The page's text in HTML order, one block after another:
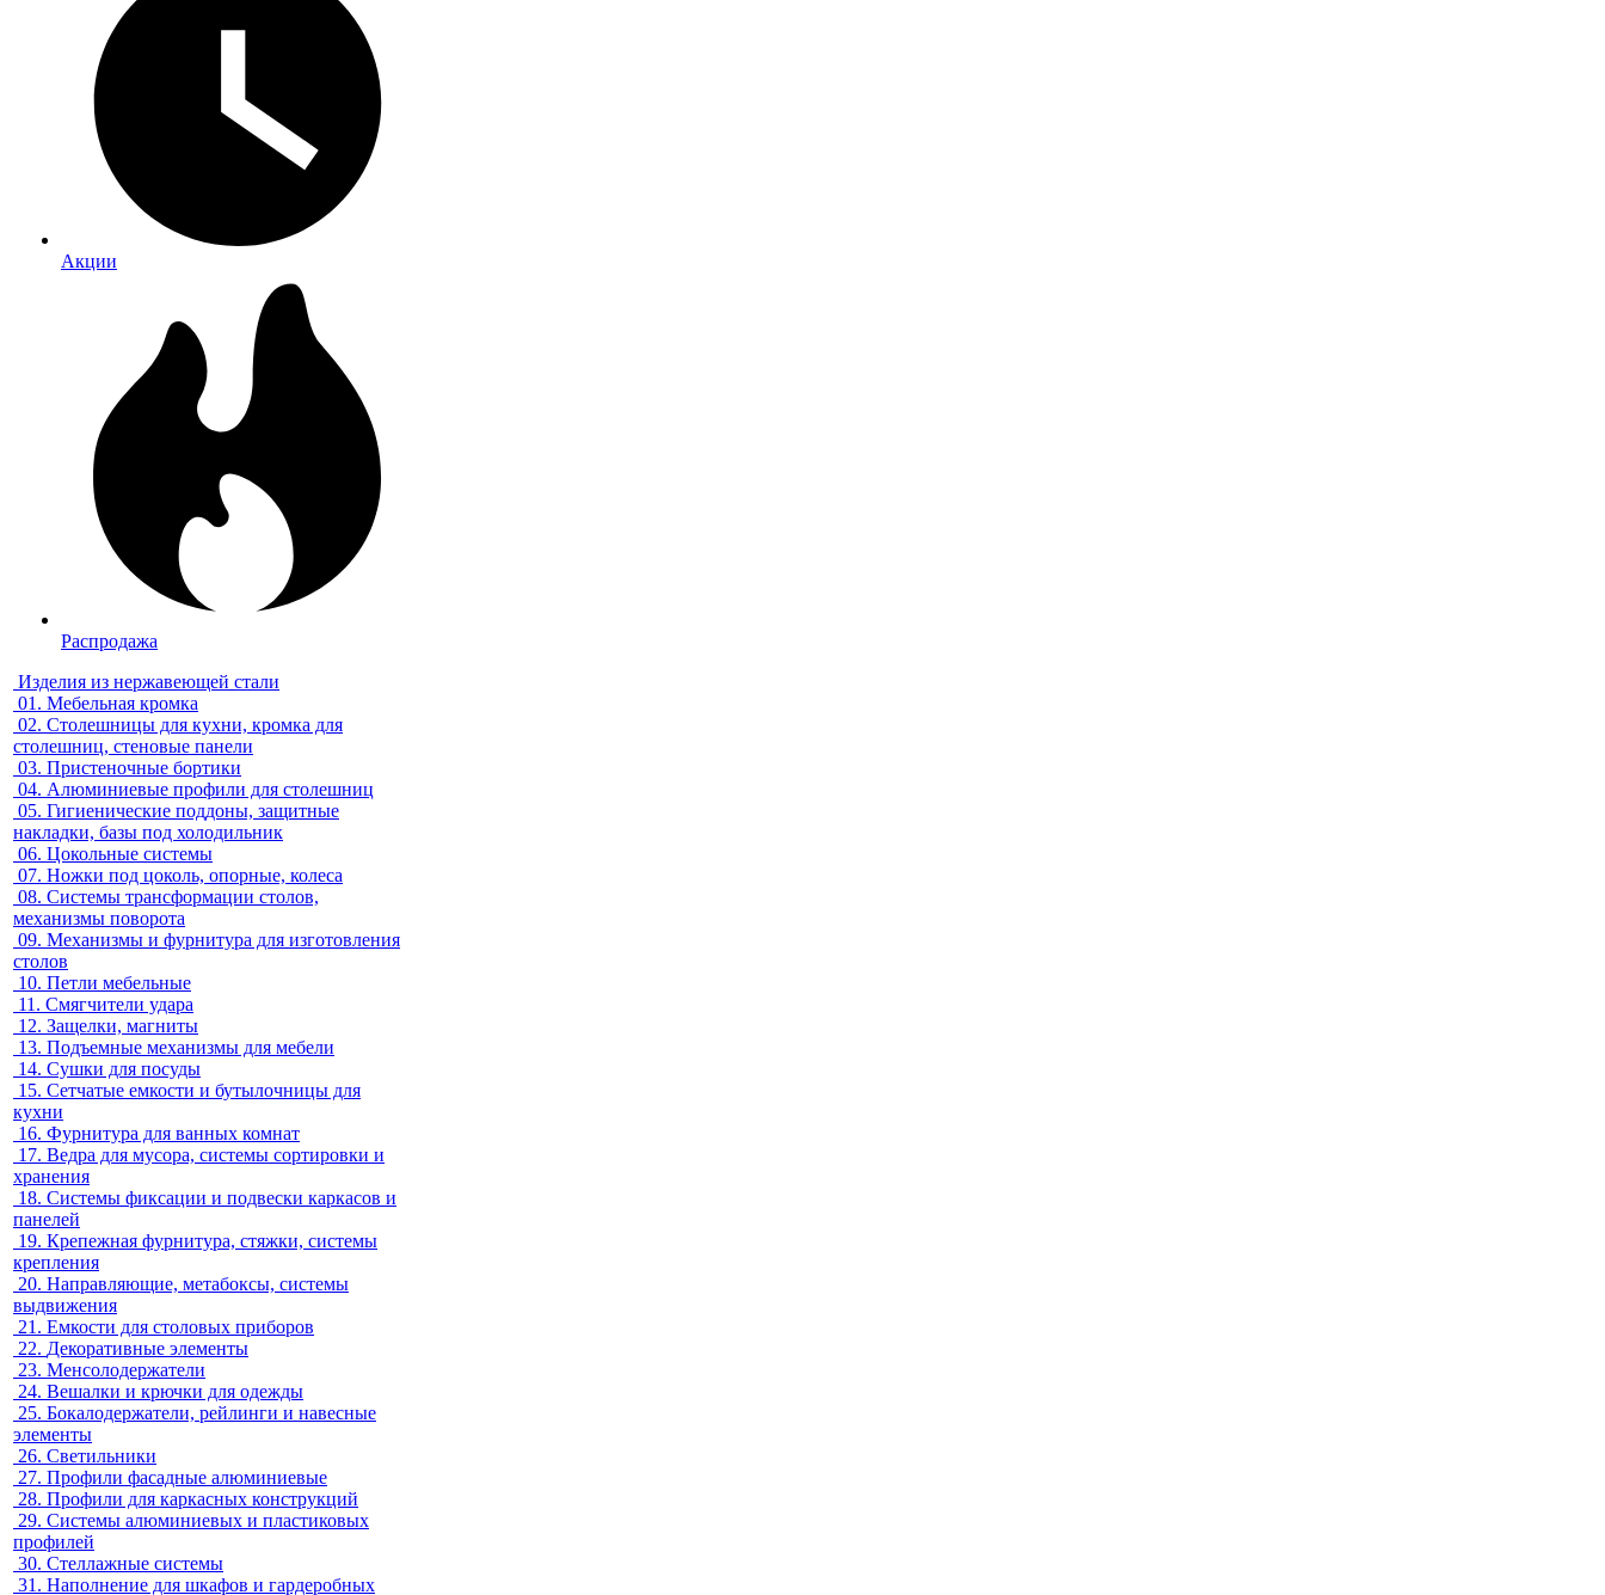
Акции
Распродажа
Изделия из нержавеющей стали
01. Мебельная кромка
02. Столешницы для кухни, кромка для
столешниц, стеновые панели
03. Пристеночные бортики
04. Алюминиевые профили для столешниц
05. Гигиенические поддоны, защитные
накладки, базы под холодильник
06. Цокольные системы
07. Ножки под цоколь, опорные, колеса
08. Системы трансформации столов,
механизмы поворота
09. Механизмы и фурнитура для изготовления
столов
10. Петли мебельные
11. Смягчители удара
12. Защелки, магниты
13. Подъемные механизмы для мебели
14. Сушки для посуды
15. Сетчатые емкости и бутылочницы для
кухни
16. Фурнитура для ванных комнат
17. Ведра для мусора, системы сортировки и
хранения
18. Системы фиксации и подвески каркасов и
панелей
19. Крепежная фурнитура, стяжки, системы
крепления
20. Направляющие, метабоксы, системы
выдвижения
21. Емкости для столовых приборов
22. Декоративные элементы
23. Менсолодержатели
24. Вешалки и крючки для одежды
25. Бокалодержатели, рейлинги и навесные
элементы
26. Светильники
27. Профили фасадные алюминиевые
28. Профили для каркасных конструкций
29. Системы алюминиевых и пластиковых
профилей
30. Стеллажные системы
31. Наполнение для шкафов и гардеробных